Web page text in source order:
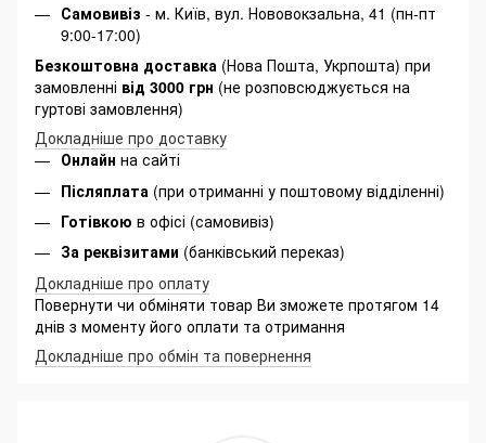
Самовивіз - м. Київ, вул. Нововокзальна, 41 (пн-пт
9:00-17:00)
Безкоштовна доставка (Нова Пошта, Укрпошта) при
замовленні від 3000 грн (не розповсюджується на
гуртові замовлення)
Докладніше про доставку
Онлайн на сайті
Післяплата (при отриманні у поштовому відділенні)
Готівкою в офісі (самовивіз)
За реквізитами (банківський переказ)
Докладніше про оплату
Повернути чи обміняти товар Ви зможете протягом 14
днів з моменту його оплати та отримання
Докладніше про обмін та повернення